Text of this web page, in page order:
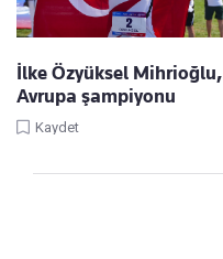
İlke Özyüksel Mihrioğlu,
Avrupa şampiyonu
Kaydet